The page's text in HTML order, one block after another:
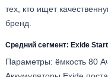
тех, кто ищет
бренд.
Средний сегмент: Exide
Параметры: ёмкость 80